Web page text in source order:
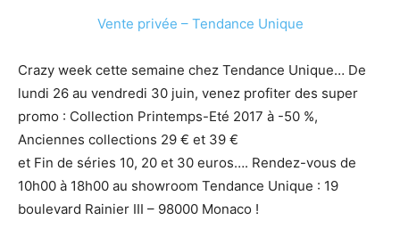
Vente privée – Tendance Unique
Crazy week cette semaine chez Tendance Unique… De
lundi 26 au vendredi 30 juin, venez profiter des super
promo : Collection Printemps-Eté 2017 à -50 %,
Anciennes collections 29 € et 39 €
et Fin de séries 10, 20 et 30 euros…. Rendez-vous de
10h00 à 18h00 au showroom Tendance Unique : 19
boulevard Rainier III – 98000 Monaco !